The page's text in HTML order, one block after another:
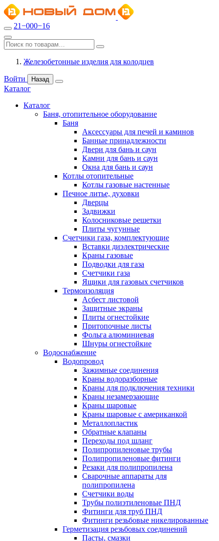
21−000−16
Железобетонные изделия для колодцев
Войти Назад
Каталог
Каталог
Баня, отопительное оборудование
Баня
Аксессуары для печей и каминов
Банные принадлежности
Двери для бань и саун
Камни для бань и саун
Окна для бань и саун
Котлы отопительные
Котлы газовые настенные
Печное литье, духовки
Дверцы
Задвижки
Колосниковые решетки
Плиты чугунные
Счетчики газа, комплектующие
Вставки диэлектрические
Краны газовые
Подводки для газа
Счетчики газа
Ящики для газовых счетчиков
Термоизоляция
Асбест листовой
Защитные экраны
Плиты огнестойкие
Притопочные листы
Фольга алюминиевая
Шнуры огнестойкие
Водоснабжение
Водопровод
Зажимные соединения
Краны водоразборные
Краны для подключения техники
Краны незамерзающие
Краны шаровые
Краны шаровые с американкой
Металлопластик
Обратные клапаны
Переходы под шланг
Полипропиленовые трубы
Полипропиленовые фитинги
Резаки для полипропилена
Сварочные аппараты для
полипропилена
Счетчики воды
Трубы полиэтиленовые ПНД
Фитинги для труб ПНД
Фитинги резьбовые никелированные
Герметизация резьбовых соединений
Пасты, смазки